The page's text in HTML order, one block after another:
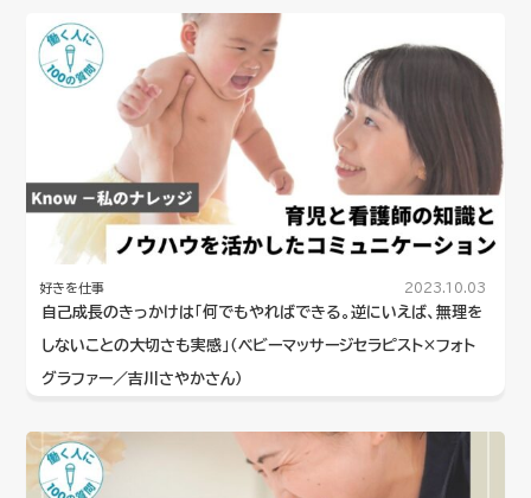
好きを仕事 2023.10.03
自己成長のきっかけは「何でもやればできる。逆にいえば、無理を
しないことの大切さも実感」（ベビーマッサージセラピスト×フォト
グラファー／吉川さやかさん）